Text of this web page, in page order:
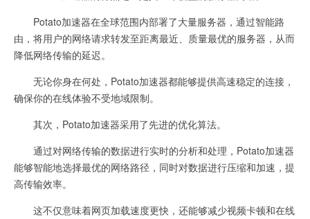
Potato加速器在全球范围内部署了大量服务器，通过智能路
由，将用户的网络请求转发至距离最近、质量最优的服务器，从而
降低网络传输的延迟。
无论你身在何处，Potato加速器都能够提供高速稳定的连接，
确保你的在线体验不受地域限制。
其次，Potato加速器采用了先进的优化算法。
通过对网络传输的数据进行实时的分析和处理，Potato加速器
能够智能地选择最优的网络路径，同时对数据进行压缩和加速，提
高传输效率。
这不仅意味着网页加载速度更快，还能够减少视频卡顿和在线